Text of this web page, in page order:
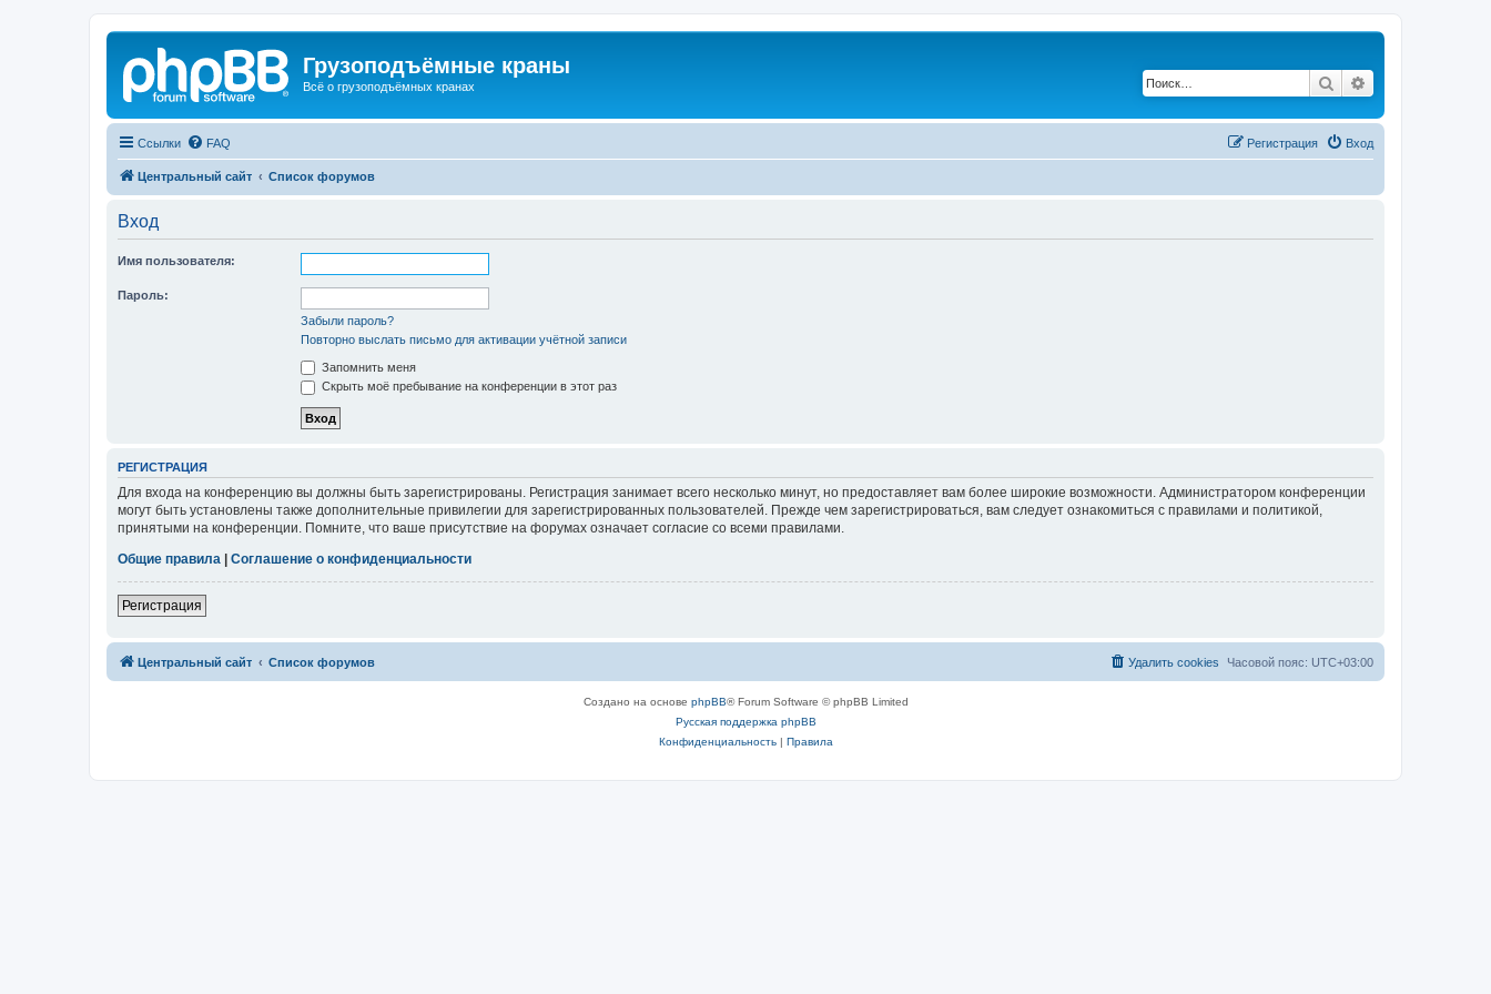
Грузоподъёмные краны
Всё о грузоподъёмных кранах Поиск
Ссылки FAQ Вход
Регистрация
Центральный сайт Список форумов
Вход
Имя пользователя:
Пароль:
Забыли пароль?
Повторно выслать письмо для активации учётной записи
Запомнить меня
Скрыть моё пребывание на конференции в этот раз
РЕГИСТРАЦИЯ
Для входа на конференцию вы должны быть зарегистрированы. Регистрация занимает всего несколько минут, но предоставляет вам более широкие возможности. Администратором конференции
могут быть установлены также дополнительные привилегии для зарегистрированных пользователей. Прежде чем зарегистрироваться, вам следует ознакомиться с правилами и политикой,
принятыми на конференции. Помните, что ваше присутствие на форумах означает согласие со всеми правилами.
Общие правила
Соглашение о конфиденциальности
Регистрация
Центральный сайт Список форумов Часовой пояс: UTC+03:00
Удалить cookies
Создано на основе phpBB® Forum Software © phpBB Limited
Русская поддержка phpBB
Конфиденциальность| Правила